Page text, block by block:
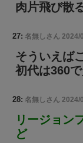
肉片飛び散
27: 名無しさん 2024/
そういえば
初代は360
28: 名無しさん 2024/
リージョン
ど